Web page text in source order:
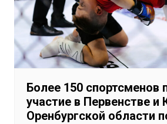
Более 150 спортсменов
участие в Первенстве и
Оренбургской области